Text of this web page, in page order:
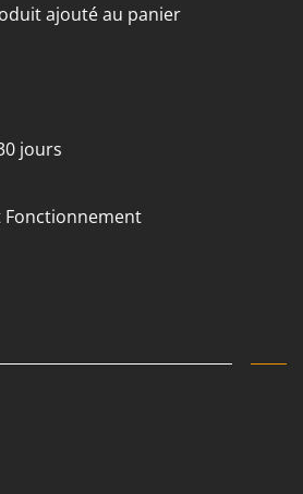
ajouté au panier
jours
Fonctionnement